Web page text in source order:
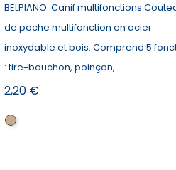
BELPIANO. Canif multifonctions
de poche multifonction en acier
inoxydable et bois. Comprend 5
: tire-bouchon, poinçon,...
Prix
2,20 €
Naturel